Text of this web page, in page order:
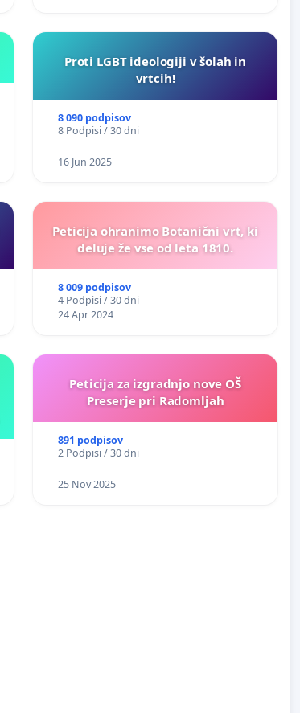
Proti LGBT ideologiji v šolah in
vrtcih!
8 090 podpisov
8 Podpisi / 30 dni
16 Jun 2025
Peticija ohranimo Botanični vrt, ki
deluje že vse od leta 1810.
8 009 podpisov
4 Podpisi / 30 dni
24 Apr 2024
Peticija za izgradnjo nove OŠ
Preserje pri Radomljah
891 podpisov
2 Podpisi / 30 dni
25 Nov 2025